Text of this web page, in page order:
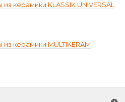
керамики KLASSIK UNIVERSAL
керамики MULTIKERAM